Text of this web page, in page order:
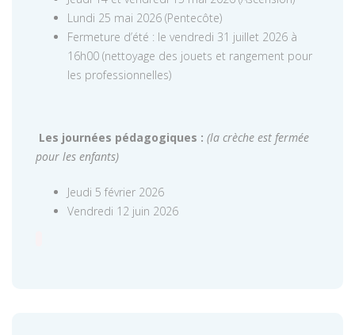
Lundi 25 mai 2026 (Pentecôte)
Fermeture d’été : le vendredi 31 juillet 2026 à
16h00 (nettoyage des jouets et rangement pour
les professionnelles)
Les journées pédagogiques : (la crèche est fermée
pour les enfants)
Jeudi 5 février 2026
Vendredi 12 juin 2026